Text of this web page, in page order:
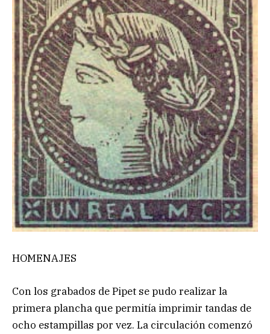
HOMENAJES
Con los grabados de Pipet se pudo realizar la
primera plancha que permitía imprimir tandas de
ocho estampillas por vez. La circulación comenzó